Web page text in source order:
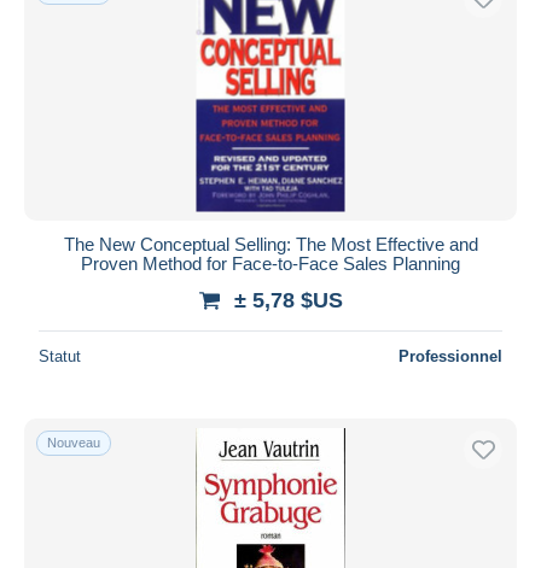
The New Conceptual Selling: The Most Effective and
Proven Method for Face-to-Face Sales Planning
± 5,78 $US
Statut Professionnel
Nouveau